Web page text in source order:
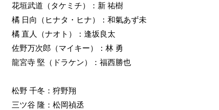
花垣武道（タケミチ）：新 祐樹
橘 日向（ヒナタ・ヒナ）：和氣あず未
橘 直人（ナオト）：逢坂良太
佐野万次郎（マイキー）：林 勇
龍宮寺 堅（ドラケン）：福西勝也
松野 千冬：狩野翔
三ツ谷 隆：松岡禎丞